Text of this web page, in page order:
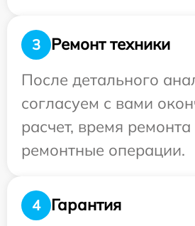
3
Ремонт техники
После детального
согласуем с вами
расчет, время
ремонтные операции.
4
Гарантия